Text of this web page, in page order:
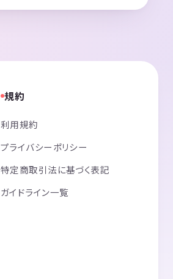
規約
利用規約
プライバシーポリシー
特定商取引法に基づく表記
ガイドライン一覧